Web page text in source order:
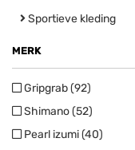
Sportieve kleding
MERK
Gripgrab (92)
Shimano (52)
Pearl izumi (40)